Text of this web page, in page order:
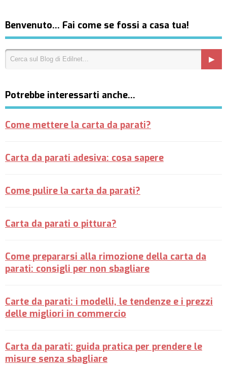
Benvenuto… Fai come se fossi a casa tua!
Potrebbe interessarti anche…
Come mettere la carta da parati?
Carta da parati adesiva: cosa sapere
Come pulire la carta da parati?
Carta da parati o pittura?
Come prepararsi alla rimozione della carta da
parati: consigli per non sbagliare
Carte da parati: i modelli, le tendenze e i prezzi
delle migliori in commercio
Carta da parati: guida pratica per prendere le
misure senza sbagliare